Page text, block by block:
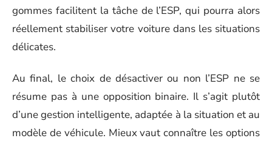
gommes facilitent la tâche de l’ESP, qui pourra alors
réellement stabiliser votre voiture dans les situations
délicates.
Au final, le choix de désactiver ou non l’ESP ne se
résume pas à une opposition binaire. Il s’agit plutôt
d’une gestion intelligente, adaptée à la situation et au
modèle de véhicule. Mieux vaut connaître les options